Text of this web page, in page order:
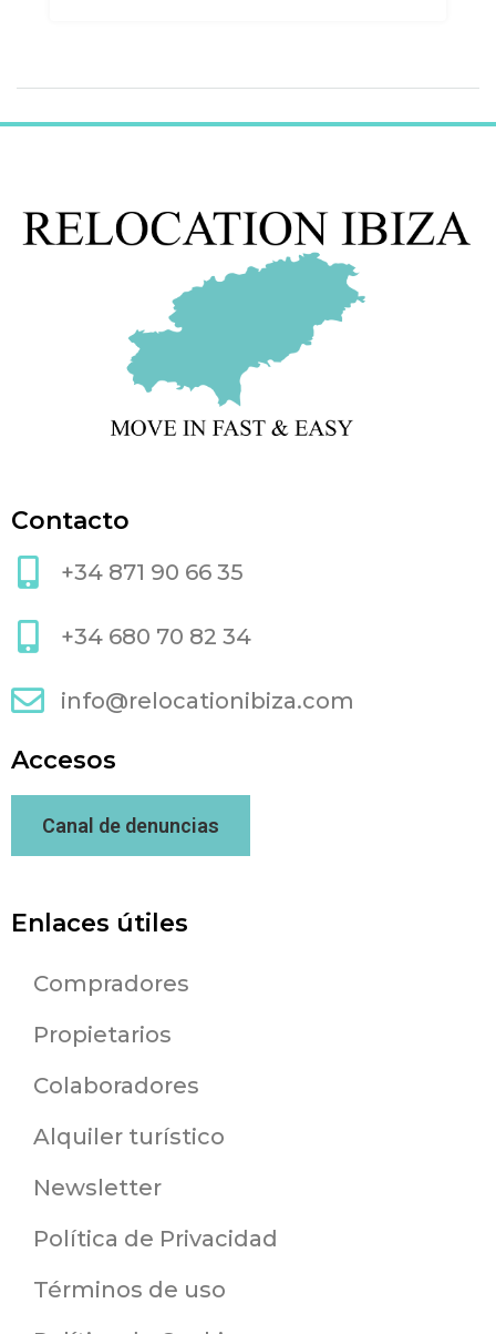
Contacto
+34 871 90 66 35
+34 680 70 82 34
info@relocationibiza.com
Accesos
Canal de denuncias
Enlaces útiles
Compradores
Propietarios
Colaboradores
Alquiler turístico
Newsletter
Política de Privacidad
Términos de uso